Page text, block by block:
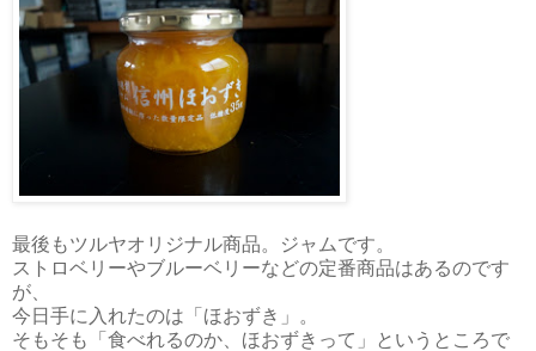
最後もツルヤオリジナル商品。ジャムです。
ストロベリーやブルーベリーなどの定番商品はあるのです
が、
今日手に入れたのは「ほおずき」。
そもそも「食べれるのか、ほおずきって」というところで